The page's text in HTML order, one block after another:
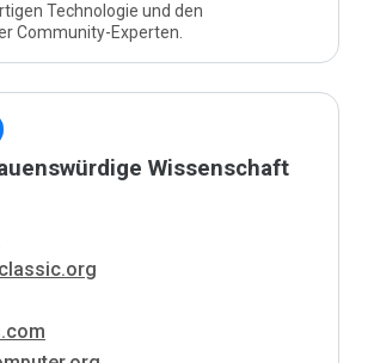
Technologie und den
Community-Experten.
Wissenschaft